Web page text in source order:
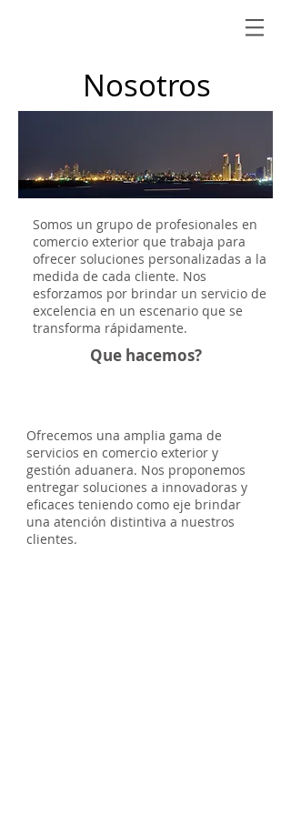
Somos un grupo de profesionales en
comercio exterior que trabaja para
ofrecer soluciones personalizadas a la
medida de cada cliente. Nos
esforzamos por brindar un servicio de
excelencia en un escenario que se
transforma rápidamente.
Nosotros
Ofrecemos una amplia gama de
servicios en comercio exterior y
gestión aduanera. Nos proponemos
entregar soluciones a innovadoras y
eficaces teniendo como eje brindar
una atención distintiva a nuestros
clientes.
Que hacemos?